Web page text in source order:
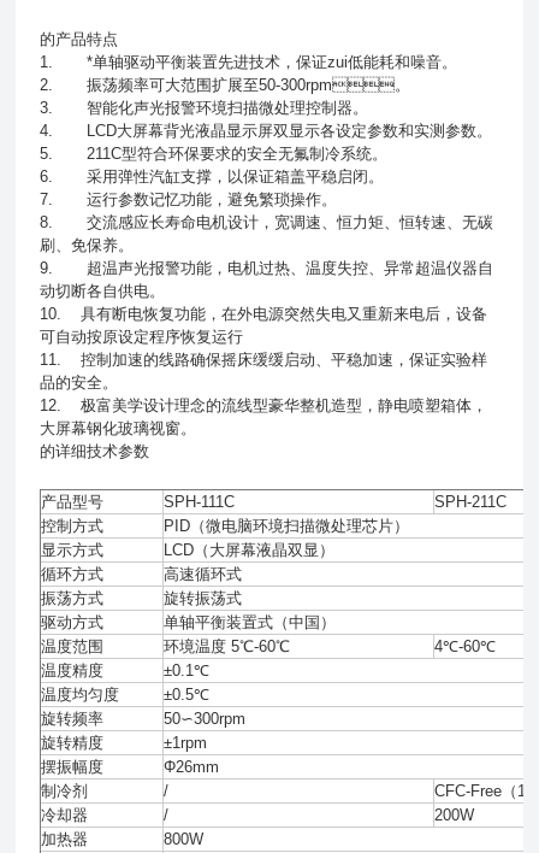
的产品特点
1. *单轴驱动平衡装置先进技术，保证zui低能耗和噪音。
2. 振荡频率可大范围扩展至50-300rpm。
3. 智能化声光报警环境扫描微处理控制器。
4. LCD大屏幕背光液晶显示屏双显示各设定参数和实测参数。
5. 211C型符合环保要求的安全无氟制冷系统。
6. 采用弹性汽缸支撑，以保证箱盖平稳启闭。
7. 运行参数记忆功能，避免繁琐操作。
8. 交流感应长寿命电机设计，宽调速、恒力矩、恒转速、无碳
刷、免保养。
9. 超温声光报警功能，电机过热、温度失控、异常超温仪器自
动切断各自供电。
10. 具有断电恢复功能，在外电源突然失电又重新来电后，设备
可自动按原设定程序恢复运行
11. 控制加速的线路确保摇床缓缓启动、平稳加速，保证实验样
品的安全。
12. 极富美学设计理念的流线型豪华整机造型，静电喷塑箱体，
大屏幕钢化玻璃视窗。
的详细技术参数
产品型号 SPH-111C
SPH-211C
控制方式
PID（微电脑环境扫描微处理芯片）
显示方式
LCD（大屏幕液晶双显）
循环方式
高速循环式
振荡方式
旋转振荡式
驱动方式
单轴平衡装置式（中国）
温度范围
环境温度 5℃-60℃
4℃-60℃
温度精度
±0.1℃
温度均匀度
±0.5℃
旋转频率
50∽300rpm
旋转精度
±1rpm
摆振幅度
Φ26mm
制冷剂
/
CFC-Free（
冷却器
/
200W
加热器
800W